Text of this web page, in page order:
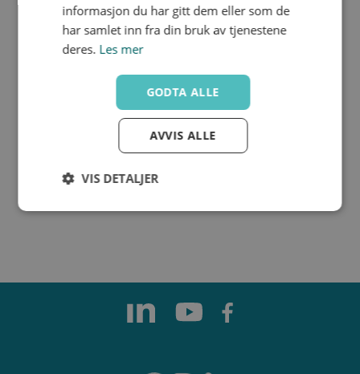
informasjon du har gitt dem eller som de
har samlet inn fra din bruk av tjenestene
deres. Les mer
GODTA ALLE
AVVIS ALLE
VIS DETALJER
Strengt
Ytelse Målretting